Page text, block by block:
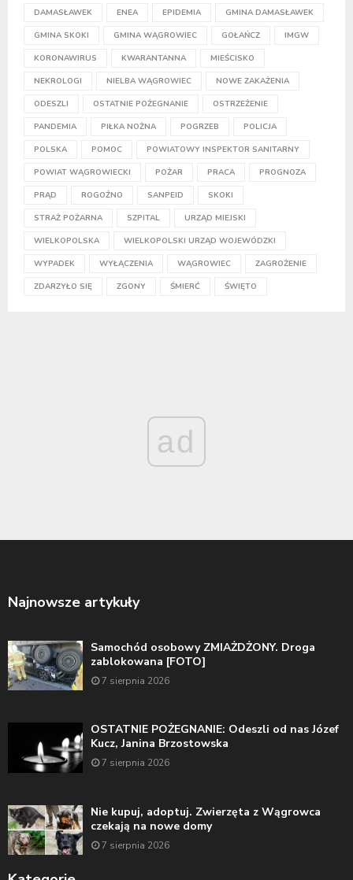
DAMASŁAWEK ENEA EPIDEMIA GMINA DAMASŁAWEK
GMINA SKOKI GMINA WĄGROWIEC GOŁAŃCZ IMGW
KORONAWIRUS KWARANTANNA MIEŚCISKO
NEKROLOGI NIELBA WĄGROWIEC NOWE ZAKAŻENIA
ODESZLI OSTATNIE POŻEGNANIE OSTRZEŻENIE
PANDEMIA PIŁKA NOŻNA POGRZEB POLICJA
POLSKA POMOC POWIATOWY INSPEKTOR SANITARNY
POWIAT WĄGROWIECKI POŻAR PRACA PROGNOZA
PRĄD ROGOŹNO SANPEID SKOKI
STRAŻ POŻARNA SZPITAL URZĄD MIEJSKI
WIELKOPOLSKA WIELKOPOLSKI URZĄD WOJEWÓDZKI
WYPADEK WYŁĄCZENIA WĄGROWIEC ZAGROŻENIE
ZDARZYŁO SIĘ ZGONY ŚMIERĆ ŚWIĘTO
ad
Najnowsze artykuły
Samochód osobowy ZMIAŻDŻONY. Droga
zablokowana [FOTO]
7 sierpnia 2026
OSTATNIE POŻEGNANIE: Odeszli od nas Józef
Kucz, Janina Brzostowska
7 sierpnia 2026
Nie kupuj, adoptuj. Zwierzęta z Wągrowca
czekają na nowe domy
7 sierpnia 2026